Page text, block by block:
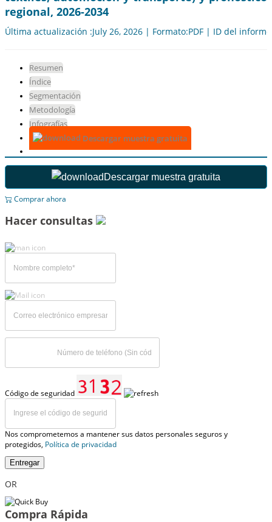
regional, 2026-2034
Última actualización :July 26, 2026 | Formato:PDF | ID del
Resumen
Índice
Segmentación
Metodología
Infografías
Descargar muestra gratuita
Descargar muestra gratuita
Comprar ahora
Hacer consultas
Código de seguridad
Nos comprometemos a mantener sus datos personales seguros y
protegidos, Política de privacidad
Entregar
OR
Compra Rápida